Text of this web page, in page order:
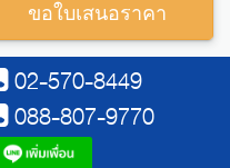
ขอใบเสนอราคา
02-570-8449
088-807-9770